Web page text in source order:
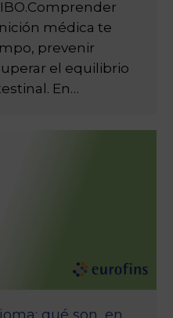
médica te
prevenir
el equilibrio
En…